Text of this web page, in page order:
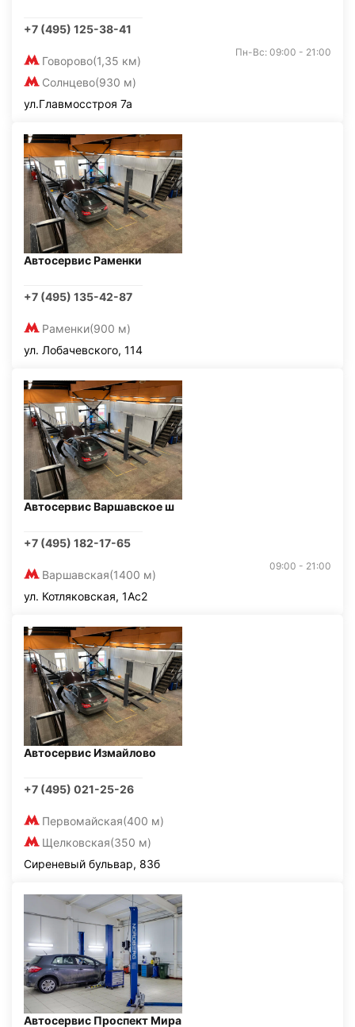
+7 (495) 125-38-41
Говорово(1,35 км)
Солнцево(930 м)
Пн-Вс: 09:00 - 21:00
ул.Главмосстроя 7а
Автосервис Раменки
+7 (495) 135-42-87
Раменки(900 м)
ул. Лобачевского, 114
Автосервис Варшавское ш
+7 (495) 182-17-65
Варшавская(1400 м)
09:00 - 21:00
ул. Котляковская, 1Ас2
Автосервис Измайлово
+7 (495) 021-25-26
Первомайская(400 м)
Щелковская(350 м)
Сиреневый бульвар, 83б
Автосервис Проспект Мира